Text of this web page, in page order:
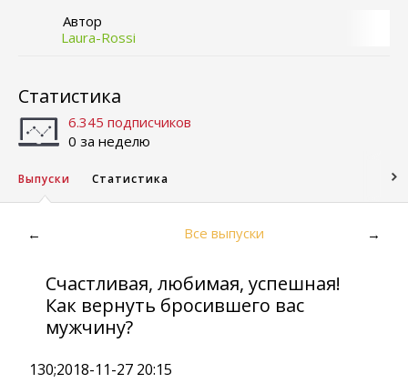
Автор
Laura-Rossi
Статистика
6.345 подписчиков
0 за неделю
Выпуски Статистика
← Все выпуски →
Счастливая, любимая, успешная!
Как вернуть бросившего вас
мужчину?
130;2018-11-27 20:15